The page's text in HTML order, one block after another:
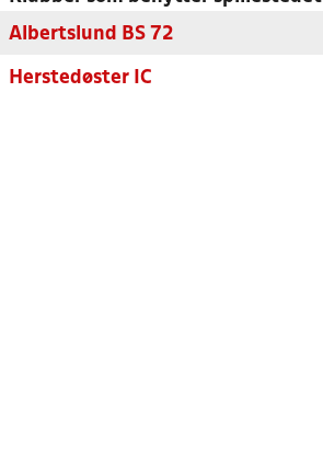
Albertslund BS 72
Herstedøster IC